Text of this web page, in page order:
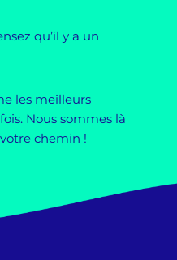
qu’il y a un
les meilleurs
Nous sommes là
chemin !